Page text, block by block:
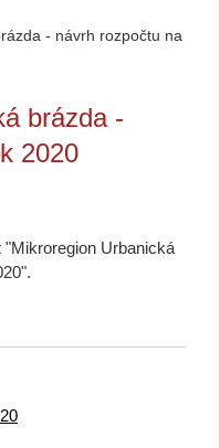
- návrh rozpočtu na
brázda -
2020
"Mikroregion Urbanická